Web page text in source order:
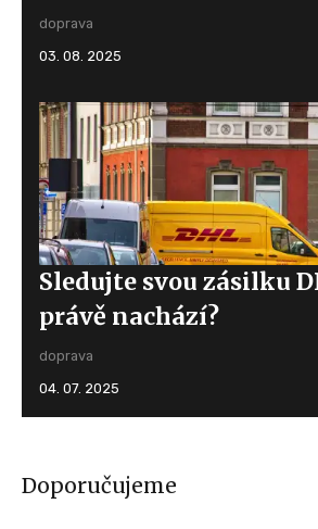
doprava
03. 08. 2025
Sledujte svou zásilku
právě nachází?
doprava
04. 07. 2025
Doporučujeme